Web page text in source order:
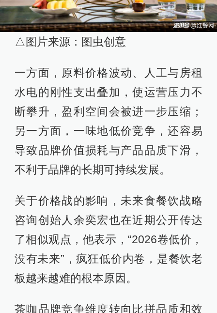
△图片来源：图虫创意
一方面，原料价格波动、人工与房租
水电的刚性支出叠加，使运营压力不
断攀升，盈利空间会被进一步压缩；
另一方面，一味地低价竞争，还容易
导致品牌价值损耗与产品品质下滑，
不利于品牌的长期可持续发展。
关于价格战的影响，未来食餐饮战略
咨询创始人余奕宏也在近期公开传达
了相似观点，他表示，“2026卷低价，
没有未来”，疯狂低价内卷，是餐饮老
板越来越难的根本原因。
茶咖品牌竞争维度转向比拼品质和效